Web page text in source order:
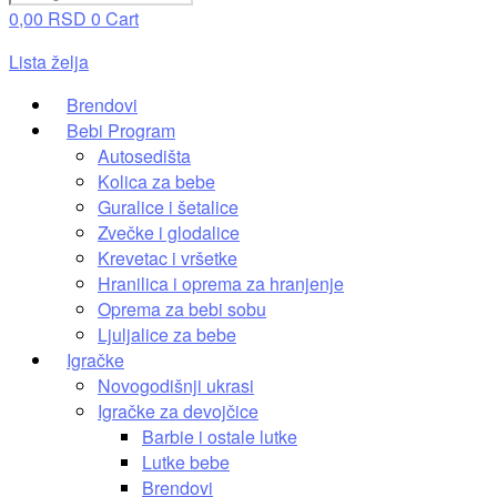
0,00 RSD 0 Cart
Lista želja
Brendovi
Bebi Program
Autosedišta
Kolica za bebe
Guralice i šetalice
Zvečke i glodalice
Krevetac i vršetke
Hranilica i oprema za hranjenje
Oprema za bebi sobu
Ljuljalice za bebe
Igračke
Novogodišnji ukrasi
Igračke za devojčice
Barbie i ostale lutke
Lutke bebe
Brendovi